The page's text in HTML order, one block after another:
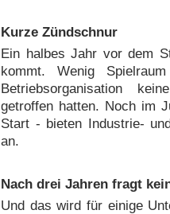
Kurze Zündschnur
Ein halbes Jahr vor dem
kommt. Wenig
Betriebsorganisation
getroffen hatten. Noch im
Start - bieten Industrie-
an.
Nach drei Jahren fragt
Und das wird für einige